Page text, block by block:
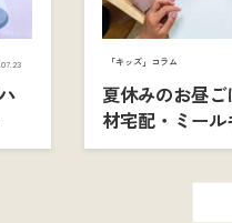
「キッズ」コラム
夏休みのお昼
材宅配・ミー